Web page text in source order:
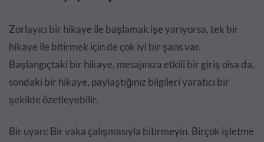
Zorlayıcı bir hikaye ile başlamak işe yarıyorsa, tek bir
hikaye ile bitirmek için de çok iyi bir şans var.
Başlangıçtaki bir hikaye, mesajınıza etkili bir giriş olsa da,
sondaki bir hikaye, paylaştığınız bilgileri yaratıcı bir
şekilde özetleyebilir.
Bir uyarı: Bir vaka çalışmasıyla bitirmeyin. Birçok işletme